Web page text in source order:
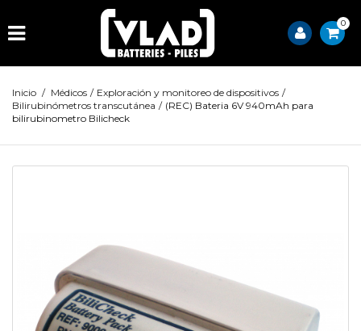
0
Inicio / Médicos / Exploración y monitoreo de dispositivos /
Bilirubinómetros transcutánea / (REC) Bateria 6V 940mAh para
bilirubinometro Bilicheck